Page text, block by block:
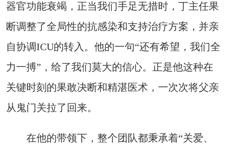
器官功能衰竭，正当我们手足无措时，丁主任果
断调整了全局性的抗感染和支持治疗方案，并亲
自协调ICU的转入。他的一句“还有希望，我们全
力一搏”，给了我们莫大的信心。正是他这种在
关键时刻的果敢决断和精湛医术，一次次将父亲
从鬼门关拉了回来。
在他的带领下，整个团队都秉承着“关爱、